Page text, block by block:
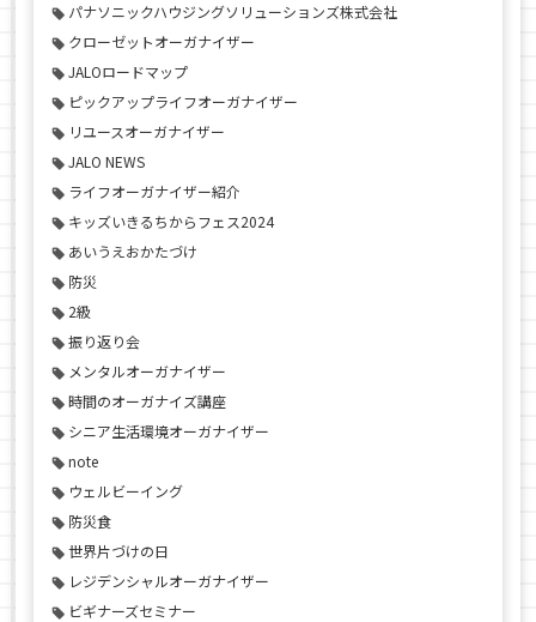
パナソニックハウジングソリューションズ株式会社
クローゼットオーガナイザー
JALOロードマップ
ピックアップライフオーガナイザー
リユースオーガナイザー
JALO NEWS
ライフオーガナイザー紹介
キッズいきるちからフェス2024
あいうえおかたづけ
防災
2級
振り返り会
メンタルオーガナイザー
時間のオーガナイズ講座
シニア生活環境オーガナイザー
note
ウェルビーイング
防災食
世界片づけの日
レジデンシャルオーガナイザー
ビギナーズセミナー